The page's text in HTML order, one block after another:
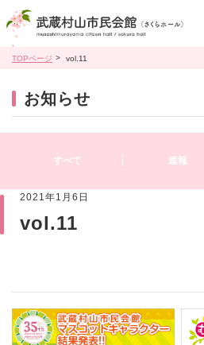
TOPページ vol.11
お知らせ
すべて 速報
2021年1月6日
vol.11